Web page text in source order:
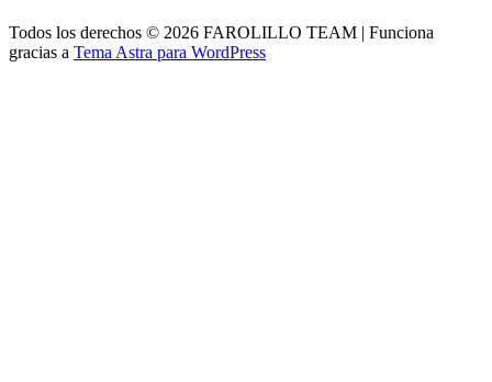
Todos los derechos © 2026 FAROLILLO TEAM | Funciona
gracias a Tema Astra para WordPress